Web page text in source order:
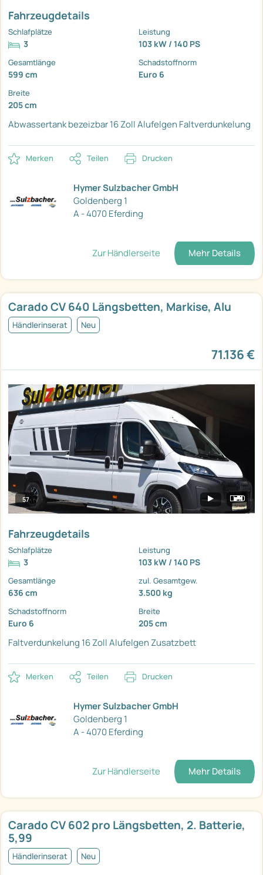
Fahrzeugdetails
Schlafplätze
3
Leistung
103 kW / 140 PS
Gesamtlänge
599 cm
Schadstoffnorm
Euro 6
Breite
205 cm
Abwassertank bezeizbar16 Zoll Alufelgen Faltverdunkelung
Merken Teilen Drucken
Hymer Sulzbacher GmbH
Goldenberg 1
A - 4070 Eferding
Zur Händlerseite Mehr Details
Carado CV 640 Längsbetten, Markise, Alu
Händlerinserat Neu
71.136 €
57
Fahrzeugdetails
Schlafplätze
3
Leistung
103 kW / 140 PS
Gesamtlänge
636 cm
zul. Gesamtgew.
3.500 kg
Schadstoffnorm
Euro 6
Breite
205 cm
Faltverdunkelung 16 Zoll Alufelgen Zusatzbett
Merken Teilen Drucken
Hymer Sulzbacher GmbH
Goldenberg 1
A - 4070 Eferding
Zur Händlerseite Mehr Details
Carado CV 602 pro Längsbetten, 2. Batterie,
5,99
Händlerinserat Neu